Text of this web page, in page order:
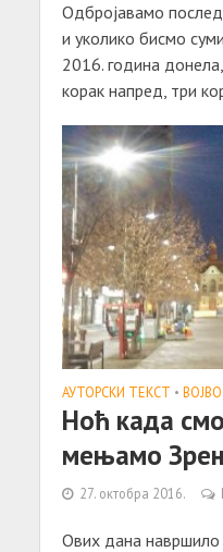
Одбројавамо
и уколико бисмо
2016. година
корак напред, три
АУТОРСКИ ТЕКСТ •
Ноћ када
мењамо
27. октобра 2016.
Ових дана